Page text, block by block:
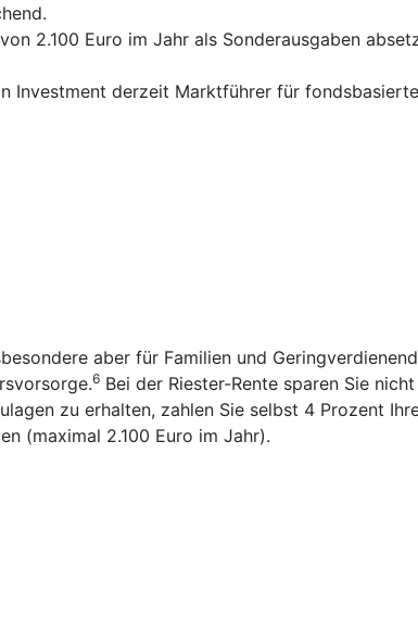
2.100 Euro im Jahr als Sonderausgaben
Investment derzeit Marktführer für
aber für Familien und
6 Bei der Riester-Rente sparen Sie
zu erhalten, zahlen Sie selbst 4 Prozent
(maximal 2.100 Euro im Jahr).